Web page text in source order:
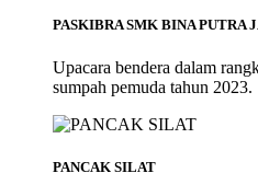
PASKIBRA SMK BINA PUTRA
Upacara bendera dalam
sumpah pemuda tahun 2023.
PANCAK SILAT